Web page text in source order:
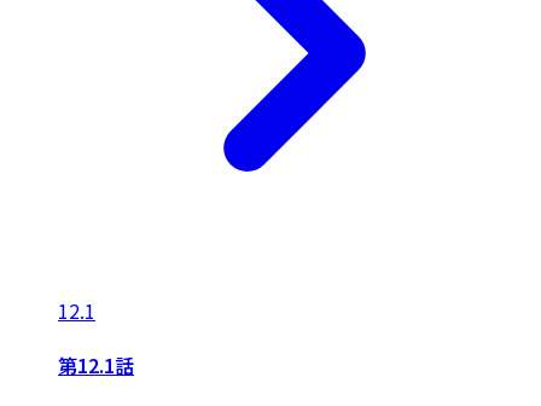
12.1
第12.1話